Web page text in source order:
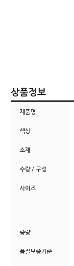
상품정보
제품명
색상
소재
수량 / 구성
사이즈
중량
품질보증기준